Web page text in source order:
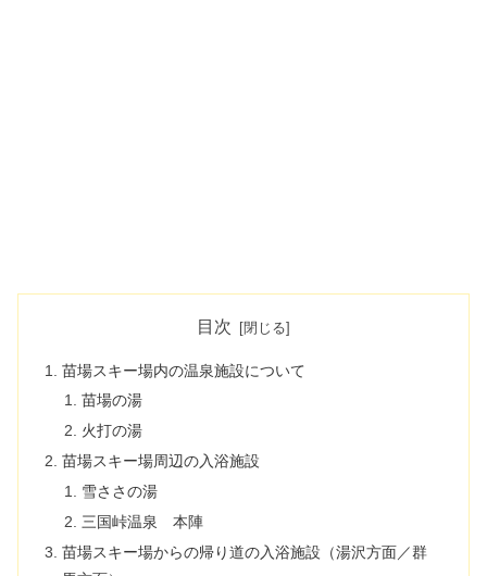
目次
苗場スキー場内の温泉施設について
苗場の湯
火打の湯
苗場スキー場周辺の入浴施設
雪ささの湯
三国峠温泉 本陣
苗場スキー場からの帰り道の入浴施設（湯沢方面／群